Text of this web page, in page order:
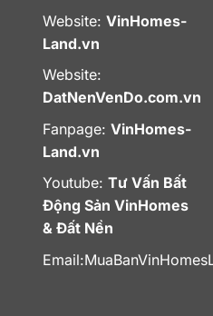
Website: VinHomes-
Land.vn
Website:
DatNenVenDo.com.vn
Fanpage: VinHomes-
Land.vn
Youtube: Tư Vấn Bất
Động Sản VinHomes
& Đất Nền
Email: